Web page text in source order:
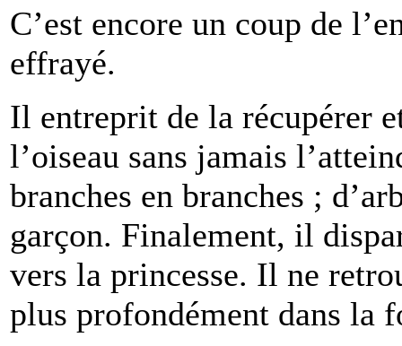
C’est encore un coup de
effrayé.
Il entreprit de la récupérer
l’oiseau sans jamais
branches en branches ;
garçon. Finalement, il
vers la princesse. Il ne
plus profondément dans la